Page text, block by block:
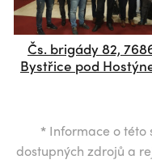
Čs. brigády 82,
Bystřice pod
* Informace o této
dostupných zdrojů a